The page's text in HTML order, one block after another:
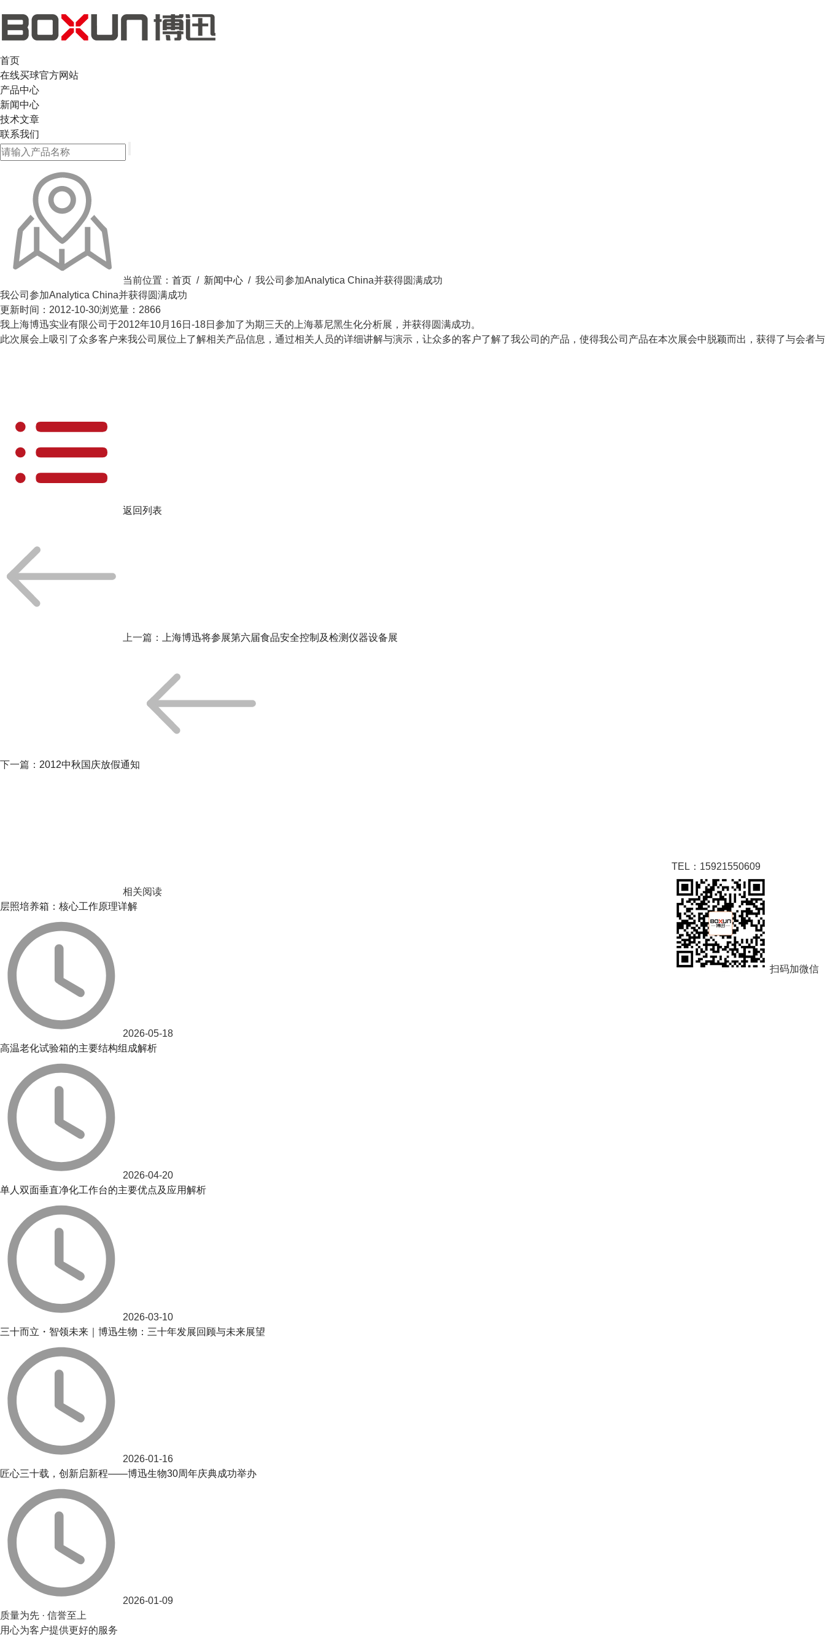
首页
在线买球官方网站
产品中心
新闻中心
技术文章
联系我们
当前位置： 首页 / 新闻中心 / 我公司参加Analytica China并获得圆满成功
我公司参加Analytica China并获得圆满成功
更新时间：2012-10-30浏览量：2866
我上海博迅实业有限公司于2012年10月16日-18日参加了为期三天的上海慕尼黑生化分析展，并获得圆满成功。
此次展会上吸引了众多客户来我公司展位上了解相关产品信息，通过相关人员的详细讲解与演示，让众多的客户了解了我公司的产品，使得我公司产品在本次展会中脱颖而出，获得了与会者
返回列表
上一篇： 上海博迅将参展第六届食品安全控制及检测仪器设备展
下一篇： 2012中秋国庆放假通知
相关阅读
层照培养箱：核心工作原理详解
2026-05-18
高温老化试验箱的主要结构组成解析
2026-04-20
单人双面垂直净化工作台的主要优点及应用解析
2026-03-10
三十而立・智领未来｜博迅生物：三十年发展回顾与未来展望
2026-01-16
匠心三十载，创新启新程——博迅生物30周年庆典成功举办
2026-01-09
质量为先 · 信誉至上
用心为客户提供更好的服务
TEL：15921550609
扫码加微信